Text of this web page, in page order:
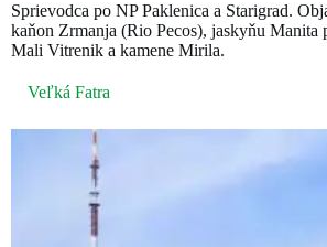
Sprievodca po NP Paklenica a Starigrad.
kaňon Zrmanja (Rio Pecos), jaskyňu Manita
Mali Vitrenik a kamene Mirila.
Veľká Fatra